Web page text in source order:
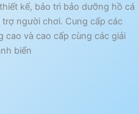
kế, bảo trì bảo dưỡng hồ cá
người chơi. Cung cấp các
cao và cao cấp cùng các giải
biển